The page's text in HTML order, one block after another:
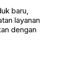
baru,
layanan
dengan